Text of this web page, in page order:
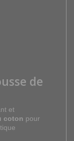
de
et
coton pour